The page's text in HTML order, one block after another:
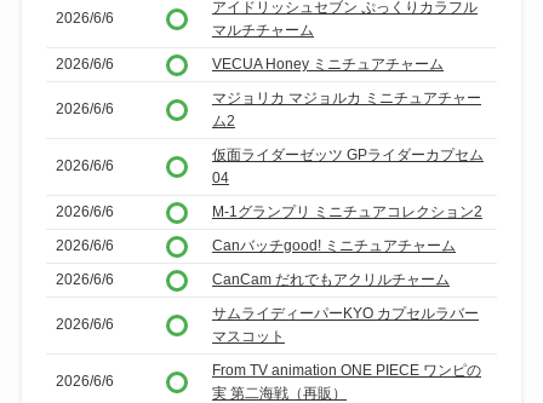
2026/6/6
アイドリッシュセブン ぷっくりカラフル
マルチチャーム
2026/6/6
VECUA Honey ミニチュアチャーム
2026/6/6
マジョリカ マジョルカ ミニチュアチャー
ム2
2026/6/6
仮面ライダーゼッツ GPライダーカプセム
04
2026/6/6
M-1グランプリ ミニチュアコレクション2
2026/6/6
Canバッチgood! ミニチュアチャーム
2026/6/6
CanCam だれでもアクリルチャーム
2026/6/6
サムライディーパーKYO カプセルラバー
マスコット
2026/6/6
From TV animation ONE PIECE ワンピの
実 第二海戦（再販）